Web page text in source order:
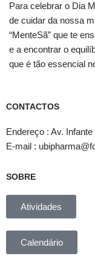
Para celebrar o Dia
de cuidar da nossa
“MenteSã” que te
e a encontrar o
que é tão essencial
CONTACTOS
Endereço : Av.
E-mail :
SOBRE
Atividades
Calendário